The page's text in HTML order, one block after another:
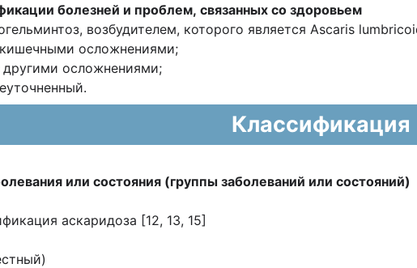
болезней и проблем, связанных со здоровьем
возбудителем, которого является Ascaris
кишечными осложнениями;
другими осложнениями;
Классификация
или состояния (группы заболеваний или состояний)
аскаридоза [12, 13, 15]